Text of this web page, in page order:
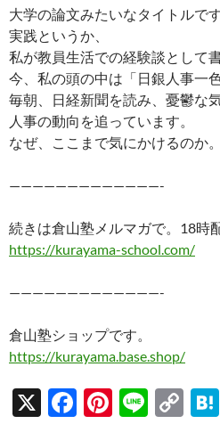
大学の論文みたいなタイトルで
実践というか、
私が教員生活での経験談として書
今、私の頭の中は「日銀人事一
毎朝、日経新聞を読み、憂鬱な
人事の動向を追っています。
なぜ、ここまで気にかけるのか。
—————————————-
続きは倉山塾メルマガで。18時
https://kurayama-school.com/
—————————————-
倉山塾ショップです。
https://kurayama.base.shop/
X
F
Pi Li
C